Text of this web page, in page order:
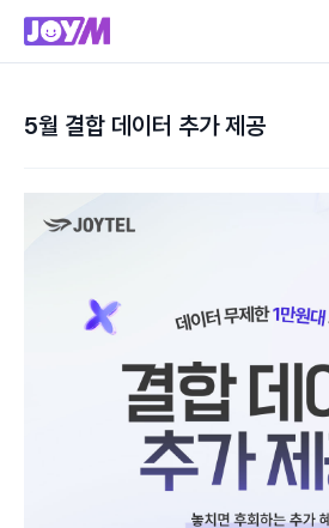
5월 결합 데이터 추가 제공